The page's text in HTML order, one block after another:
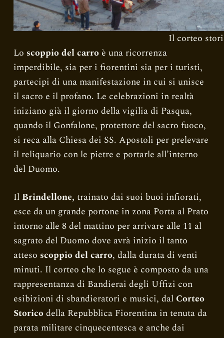
Il corteo
Lo scoppio del carroè una ricorrenza
imperdibile, sia per i fiorentini sia per i turisti,
partecipi di una manifestazione in cui si unisce
il sacro e il profano. Le celebrazioni in realtà
iniziano già il giorno della vigilia di Pasqua,
quando il Gonfalone, protettore del sacro fuoco,
si reca alla Chiesa dei SS. Apostoli per prelevare
il reliquario con le pietre e portarle all’interno
del Duomo.
Il Brindellone, trainato dai suoi buoi infiorati,
esce da un grande portone in zona Porta al Prato
intorno alle 8 del mattino per arrivare alle 11 al
sagrato del Duomo dove avrà inizio il tanto
atteso scoppio del carro, dalla durata di venti
minuti. Il corteo che lo segue è composto da una
rappresentanza di Bandierai degli Uffizi con
esibizioni di sbandieratori e musici, dal Corteo
Storicodella Repubblica Fiorentina in tenuta da
parata militare cinquecentesca e anche dai